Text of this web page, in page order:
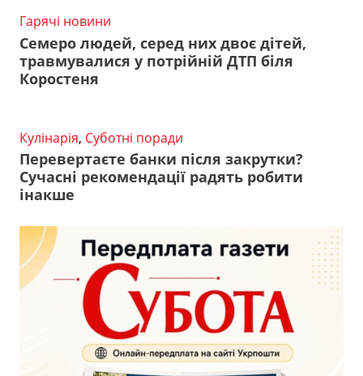
Гарячі новини
Семеро людей, серед них двоє дітей,
травмувалися у потрійній ДТП біля
Коростеня
Кулінарія, Суботні поради
Перевертаєте банки після закрутки?
Сучасні рекомендації радять робити
інакше